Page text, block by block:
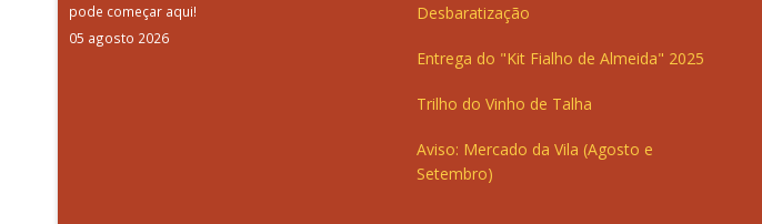
pode começar aqui!
05 agosto 2026
Desbaratização
Entrega do "Kit Fialho de Almeida" 2025
Trilho do Vinho de Talha
Aviso: Mercado da Vila (Agosto e
Setembro)